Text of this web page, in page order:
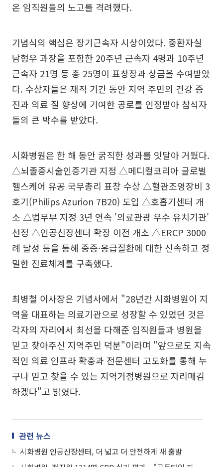
온 임직원들의 노고를 격려했다.
기념식의 핵심은 장기근속자 시상이었다. 중환자실
남형우 과장을 포함한 20주년 근속자 4명과 10주년
근속자 21명 등 총 25명이 표창장과 상금을 수여받았
다. 수상자들은 재직 기간 동안 지역 주민의 건강 증
진과 의료 질 향상에 기여한 공로를 인정받아 참석자
들의 큰 박수를 받았다.
시화병원은 한 해 동안 굵직한 성과를 잇달아 거뒀다.
△뇌졸중시술인증기관 지정 △메디컬코리아 글로벌
헬스케어 유공 국무총리 표창 수상 △혈관조영장비 3
호기(Philips Azurion 7B20) 도입 △호흡기센터 개
소 △법무부 지정 3년 연속 '의료관광 우수 유치기관'
선정 △인공신장센터 확장 이전 개소 △ERCP 3000
례 달성 등을 통해 중증·응급질환에 대한 신속하고 정
밀한 진료체계를 구축했다.
최병철 이사장은 기념사에서 "28년간 시화병원이 지
역을 대표하는 의료기관으로 성장할 수 있었던 것은
각자의 자리에서 최선을 다해준 임직원들과 병원을
믿고 찾아주신 지역주민 덕분"이라며 "앞으로도 지속
적인 의료 인프라 확충과 전문센터 고도화를 통해 누
구나 믿고 찾을 수 있는 지역거점병원으로 자리매김
하겠다"고 밝혔다.
관련 뉴스
시화병원 인공신장센터, 더 넓고 더 안전하게 새 출발